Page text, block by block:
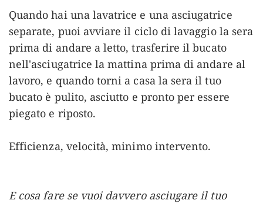
Quando hai una lavatrice e una asciugatrice
separate, puoi avviare il ciclo di lavaggio la sera
prima di andare a letto, trasferire il bucato
nell'asciugatrice la mattina prima di andare al
lavoro, e quando torni a casa la sera il tuo
bucato è pulito, asciutto e pronto per essere
piegato e riposto.
Efficienza, velocità, minimo intervento.
E cosa fare se vuoi davvero asciugare il tuo